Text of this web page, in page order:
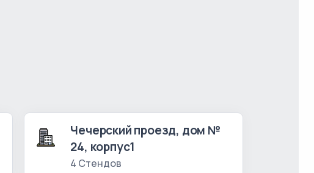
Чечерский проезд, дом №
24, корпус1
4 Стендов